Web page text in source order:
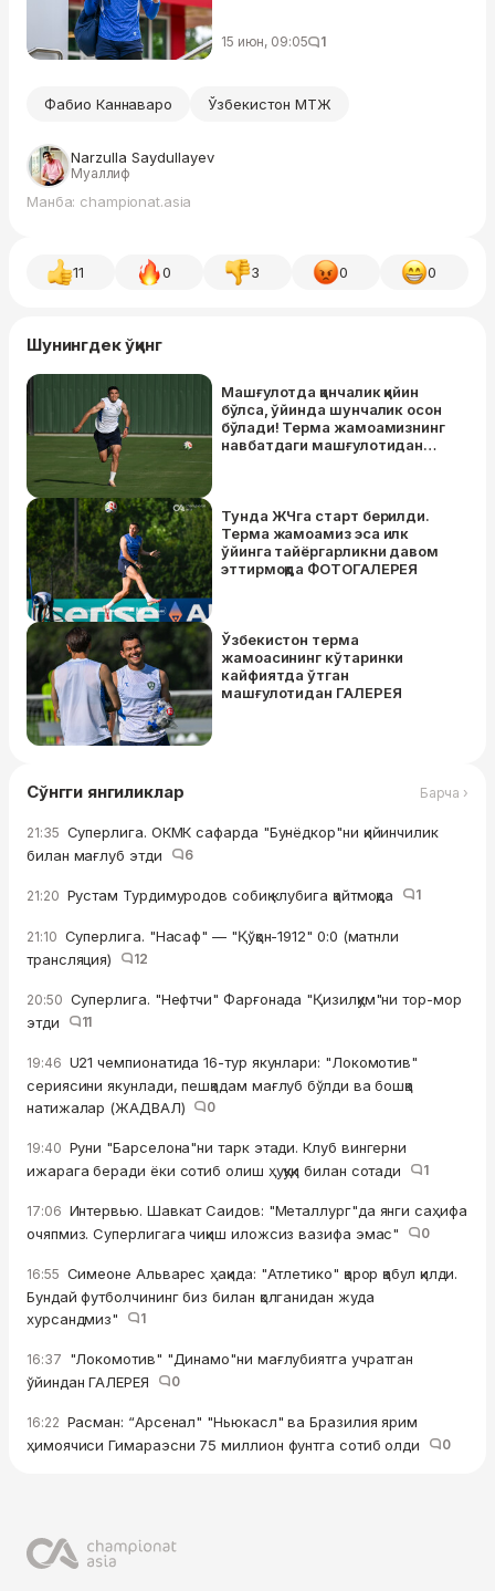
15 июн, 09:05 1
Фабио Каннаваро Ўзбекистон МТЖ
Narzulla Saydullayev
Муаллиф
Манба: championat.asia
11 0 3 0 0
Шунингдек ўқинг
Машғулотда қанчалик қийин
бўлса, ўйинда шунчалик осон
бўлади! Терма жамоамизнинг
навбатдаги машғулотидан
Тунда ЖЧга старт берилди.
Терма жамоамиз эса илк
ўйинга тайёргарликни давом
эттирмоқда ФОТОГАЛEРEЯ
Ўзбекистон терма
жамоасининг кўтаринки
кайфиятда ўтган
машғулотидан ГАЛЕРЕЯ
Сўнгги янгиликлар Барча ›
21:35 Суперлига. ОКМК сафарда "Бунёдкор"ни қийинчилик
билан мағлуб этди
6
21:20 Рустам Турдимуродов собиқ клубига қайтмоқда 1
21:10 Суперлига. "Насаф" — "Қўқон-1912" 0:0 (матнли
трансляция)
12
20:50 Суперлига. "Нефтчи" Фарғонада "Қизилқум"ни тор-мор
этди
11
19:46 U21 чемпионатида 16-тур якунлари: "Локомотив"
сериясини якунлади, пешқадам мағлуб бўлди ва бошқа
натижалар (ЖАДВАЛ)
0
19:40 Руни "Барселона"ни тарк этади. Клуб вингерни
ижарага беради ёки сотиб олиш ҳуқуқи билан сотади
1
17:06 Интервью. Шавкат Саидов: "Металлург"да янги саҳифа
очяпмиз. Суперлигага чиқиш иложсиз вазифа эмас"
0
16:55 Симеоне Альварес ҳақида: "Атлетико" қарор қабул қилди.
Бундай футболчининг биз билан қолганидан жуда
хурсандмиз"
1
16:37 "Локомотив" "Динамо"ни мағлубиятга учратган
ўйиндан ГАЛЕРЕЯ
0
16:22 Расман: “Арсенал" "Ньюкасл" ва Бразилия ярим
ҳимоячиси Гимараэсни 75 миллион фунтга сотиб олди
0